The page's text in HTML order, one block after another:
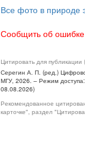
Все фото в природе
Сообщить об ошибке
Цитировать для публикации
Серегин А. П. (ред.)
МГУ, 2026. – Режим
08.08.2026)
Рекомендованное
карточке", раздел